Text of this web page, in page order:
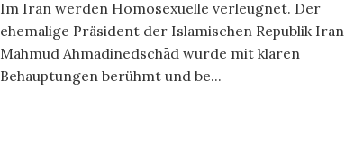
Im Iran werden Homosexuelle verleugnet. Der
ehemalige Präsident der Islamischen Republik Iran
Mahmud Ahmadinedschād wurde mit klaren
Behauptungen berühmt und be...